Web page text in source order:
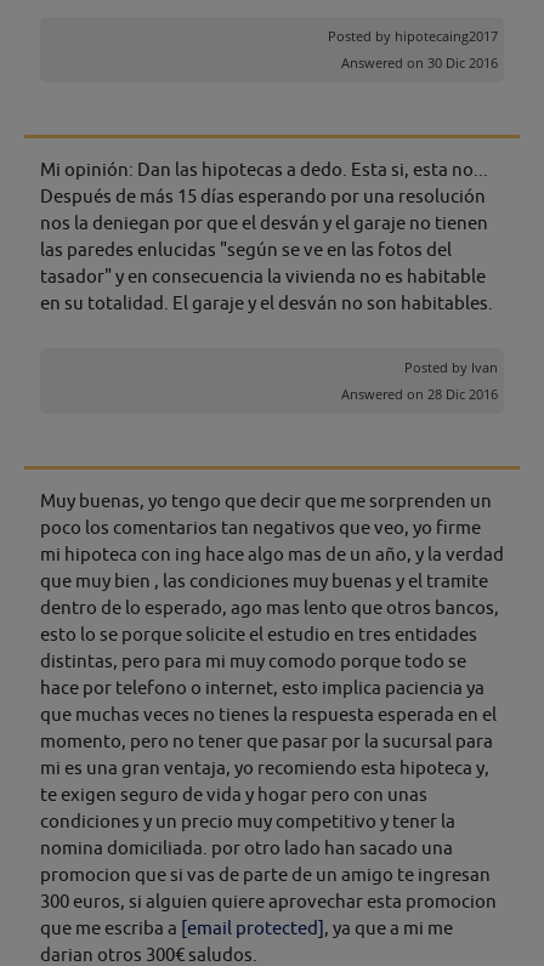
Posted by hipotecaing2017
Answered on 30 Dic 2016
Mi opinión: Dan las hipotecas a dedo. Esta si, esta no...
Después de más 15 días esperando por una resolución
nos la deniegan por que el desván y el garaje no tienen
las paredes enlucidas "según se ve en las fotos del
tasador" y en consecuencia la vivienda no es habitable
en su totalidad. El garaje y el desván no son habitables.
Posted by Ivan
Answered on 28 Dic 2016
Muy buenas, yo tengo que decir que me sorprenden un
poco los comentarios tan negativos que veo, yo firme
mi hipoteca con ing hace algo mas de un año, y la verdad
que muy bien , las condiciones muy buenas y el tramite
dentro de lo esperado, ago mas lento que otros bancos,
esto lo se porque solicite el estudio en tres entidades
distintas, pero para mi muy comodo porque todo se
hace por telefono o internet, esto implica paciencia ya
que muchas veces no tienes la respuesta esperada en el
momento, pero no tener que pasar por la sucursal para
mi es una gran ventaja, yo recomiendo esta hipoteca y,
te exigen seguro de vida y hogar pero con unas
condiciones y un precio muy competitivo y tener la
nomina domiciliada. por otro lado han sacado una
promocion que si vas de parte de un amigo te ingresan
300 euros, si alguien quiere aprovechar esta promocion
que me escriba a [email protected] , ya que a mi me
darian otros 300€ saludos.